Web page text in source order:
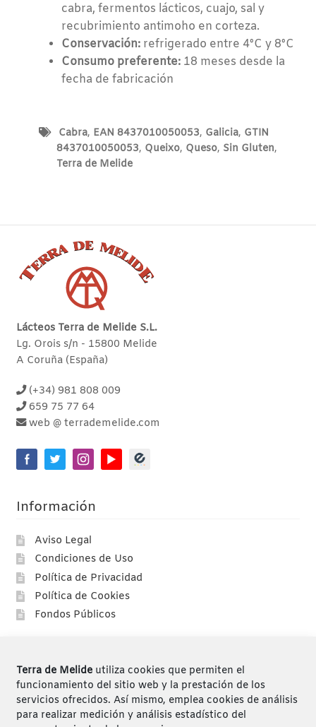
Terra de Melide utiliza cookies que permiten el
funcionamiento del sitio web y la prestación de los
servicios ofrecidos. Así mismo, emplea cookies de análisis
para realizar medición y análisis estadístico del
cabra, fermentos lácticos, cuajo, sal y
recubrimiento antimoho en corteza.
Conservación:refrigerado entre 4ºC y 8ºC
Consumo preferente:18 meses desde la
fecha de fabricación
Cabra, EAN 8437010050053, Galicia, GTIN
8437010050053, Queixo, Queso, Sin Gluten,
Terra de Melide
Lácteos Terra de Melide S.L.
Lg. Orois s/n - 15800 Melide
A Coruña (España)
(+34) 981 808 009
659 75 77 64
web @ terrademelide.com
Información
Aviso Legal
Condiciones de Uso
Política de Privacidad
Política de Cookies
Fondos Públicos
Compra segura
Envíos
Devoluciones